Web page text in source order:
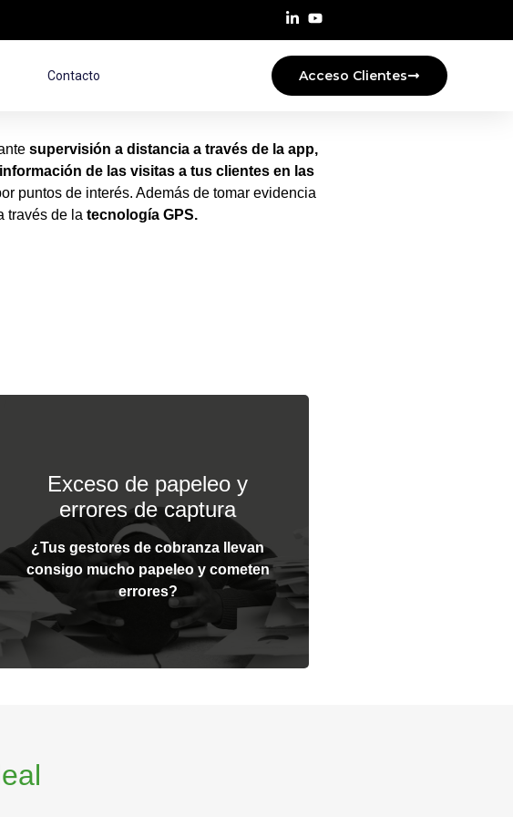
Contacto Acceso Clientes
supervisión a distancia a través de la app,
de las visitas a tus clientes en las
puntos de interés. Además de tomar evidencia
través de la tecnología GPS.
Exceso de papeleo y
errores de captura
¿Tus gestores de cobranza llevan
consigo mucho papeleo y cometen
errores?
Diseña y asigna formularios
dinámicos a través de la app Evidence
utilizando opciones desplegables para
mostrar información junto con
controles para registro y captura de
datos (tanto texto como fotografías y
firmas).